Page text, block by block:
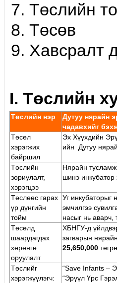
Төслийн
Төсөв
Хавсралт
I. Төслийн
Төслийн нэр
Дутуу нярайн
чадавхийг
Төсөл
хэрэгжих
байршил
Эх Хүүхдийн
ийн Дутуу
Төслийн
зориулалт,
хэрэгцээ
Нярайн тусламж
шинэ инкубатор
Төслөөс гарах
үр дүнгийн
тойм
Уг инкубаторыг
эмчилгээ
насыг нь аварч,
Төсөлд
шаардагдах
хөрөнгө
оруулалт
ХБНГУ-д
загварын
25,650,000
Төслийг
хэрэгжүүлэгч:
“Save Infants –
“Эрүүл Үрс